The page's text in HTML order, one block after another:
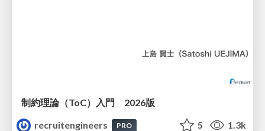
制約理論（ToC）入門 2026版
recruitengineers
PRO 5 1.3k